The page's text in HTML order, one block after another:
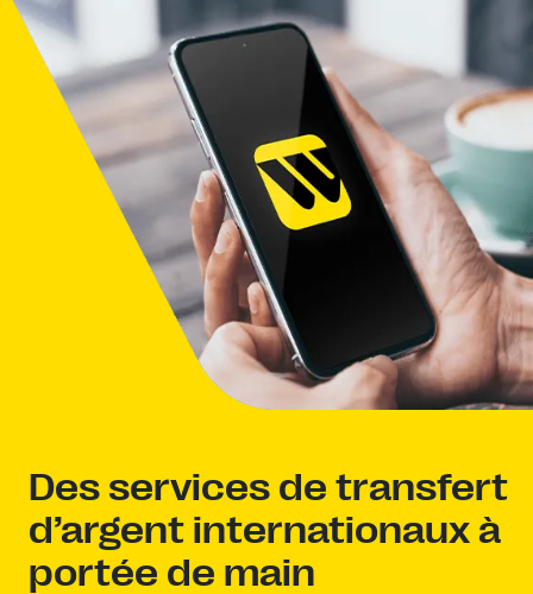
Des services de transfert
d’argent internationaux à
portée de main